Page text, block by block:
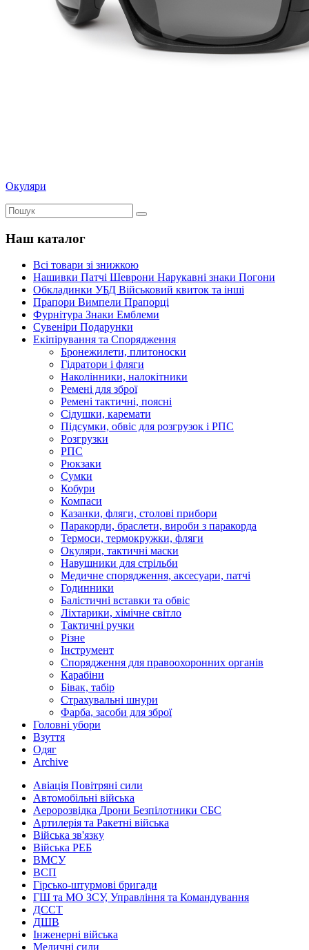
Окуляри
Наш каталог
Всі товари зі знижкою
Нашивки Патчі Шеврони Нарукавні знаки Погони
Обкладинки УБД Військовий квиток та інші
Прапори Вимпели Прапорці
Фурнітура Знаки Емблеми
Сувеніри Подарунки
Екіпірування та Спорядження
Бронежилети, плитоноски
Гідратори і фляги
Наколінники, налокітники
Ремені для зброї
Ремені тактичні, поясні
Сідушки, каремати
Підсумки, обвіс для розгрузок і РПС
Розгрузки
РПС
Рюкзаки
Сумки
Кобури
Компаси
Казанки, фляги, столові прибори
Паракорди, браслети, вироби з паракорда
Термоси, термокружки, фляги
Окуляри, тактичні маски
Навушники для стрільби
Медичне спорядження, аксесуари, патчі
Годинники
Балістичні вставки та обвіс
Ліхтарики, хімічне світло
Тактичні ручки
Різне
Інструмент
Спорядження для правоохоронних органів
Карабіни
Бівак, табір
Страхувальні шнури
Фарба, засоби для зброї
Головні убори
Взуття
Одяг
Archive
Авіація Повітряні сили
Автомобільні війська
Аеророзвідка Дрони Безпілотники СБС
Артилерія та Ракетні війська
Війська зв'язку
Війська РЕБ
ВМСУ
ВСП
Гірсько-штурмові бригади
ГШ та МО ЗСУ, Управління та Командування
ДССТ
ДШВ
Інженерні війська
Медичні сили